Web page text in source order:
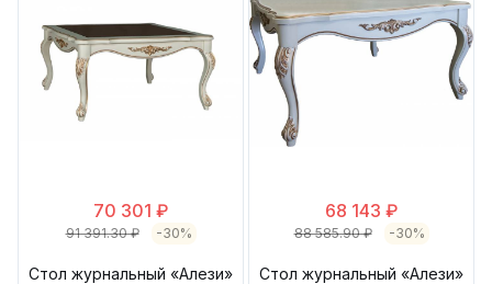
70 301 ₽
91 391.30 ₽ -30%
Стол журнальный «Алези»
68 143 ₽
88 585.90 ₽ -30%
Стол журнальный «Алези»